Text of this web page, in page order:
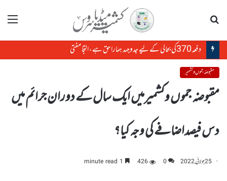
مینو
دفعہ370کی بحالی کے لیے جدوجہد ہمارا حق ہے، التجا مفتی
مقبوضہ جموں و کشمیر
مقبوضہ جموں وکشمیرمیں ایک سال کے دوران جرائم میں
دس فیصداضافے کی وجہ کیا؟
25 جولائی, 2022 0
426